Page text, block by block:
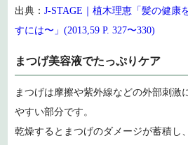
出典：J-STAGE｜植木理恵「髪の健康
すには〜」(2013,59 P. 327〜330)
まつげ美容液でたっぷりケア
まつげは摩擦や紫外線などの外部刺激
やすい部分です。
乾燥するとまつげのダメージが蓄積し